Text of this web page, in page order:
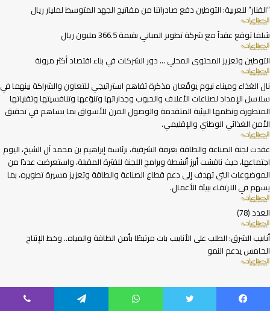
“الفنار” للعربية: التوطين دفع صادراتنا من مفاتيح الجهد المتوسط لمليار ريال
شلفا توقع عقداً مع شركة تطوير المباني بقيمة 366.5 مليون ريال
التوطين وتعزيز المحتوى المحلي … دور الشركات في بناء اقتصاد أكثر مرونة
نال الغذاء وميناء نيوم يوقّعان مذكرة تفاهم استراتيجي للتعاون والشراكة بينهما في
سلاسل الإمداد لصناعات الأعلاف والحبوب وجداراتها وتنوّعها وتنافسيتها وتقنياتها
المتطورة ونظمها البيئية المتقدمة والوصول المرن للأسواق بما يساهم في تحقيق
الأمن الغذائي الوطني والإقليمي.
عقدت لجنة الصناعة والطاقة بغرفة الشرقية، برئاسة إبراهيم بن محمد آل الشيخ، اليوم
اجتماعها، حيث ناقشت أبرز أنشطة وبرامج اللجنة للفترة المقبلة، واستعرضت عددًا من
الموضوعات التي تهدف إلى دعم قطاع الصناعة والطاقة وتعزيز مسيرة تطويره، بما
يسهم في الارتقاء ببيئة الأعمال.
العدد (78)
أنابيب الشرق: الطلب على الأنابيب بات مرتبطًا بأمن الطاقة والمياه.. وخط الإنتاج
الخامس يدعم النمو